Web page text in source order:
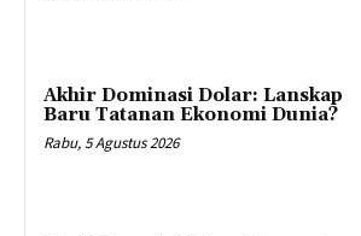
Akhir Dominasi Dolar: Lanskap
Baru Tatanan Ekonomi Dunia?
Rabu, 5 Agustus 2026